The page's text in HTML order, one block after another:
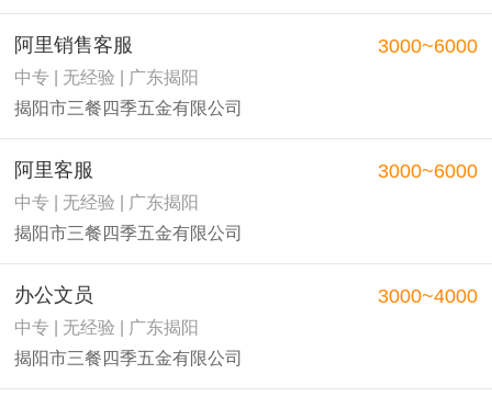
阿里销售客服
中专 | 无经验 | 广东揭阳
揭阳市三餐四季五金有限公司
3000~6000
阿里客服
中专 | 无经验 | 广东揭阳
揭阳市三餐四季五金有限公司
3000~6000
办公文员
中专 | 无经验 | 广东揭阳
揭阳市三餐四季五金有限公司
3000~4000